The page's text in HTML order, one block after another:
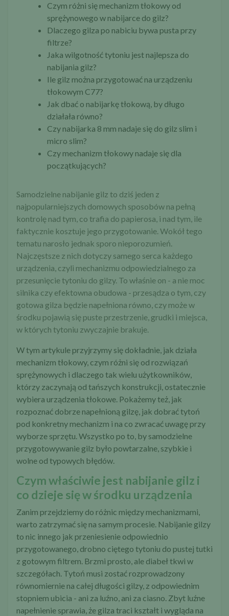
Czym różni się mechanizm tłokowy od
sprężynowego w nabijarce do gilz?
Dlaczego gilza po nabiciu bywa pusta przy
filtrze?
Jaka wilgotność tytoniu jest najlepsza do
nabijania gilz?
Ile gilz można przygotować na urządzeniu
tłokowym C77?
Jak dbać o nabijarkę tłokową, by długo
działała równo?
Czy nabijarka 8 mm nadaje się do gilz slim i
micro slim?
Czy mechanizm tłokowy nadaje się dla
początkujących?
Samodzielne nabijanie gilz to dziś jeden z
najpopularniejszych domowych sposobów na pełną
kontrolę nad tym, co trafia do papierosa, i nad tym, ile
faktycznie kosztuje jego przygotowanie. Wokół tego
tematu narosło jednak sporo nieporozumień.
Najczęstsze z nich dotyczy samego serca każdego
urządzenia, czyli mechanizmu odpowiedzialnego za
przesunięcie tytoniu do gilzy. To właśnie on - a nie moc
silnika czy efektowna obudowa - przesądza o tym, czy
gotowa gilza będzie napełniona równo, czy może w
środku pojawią się puste przestrzenie, grudki i miejsca,
w których tytoniu zwyczajnie brakuje.
W tym artykule przyjrzymy się dokładnie, jak działa
mechanizm tłokowy, czym różni się od rozwiązań
sprężynowych i dlaczego tak wielu użytkowników,
którzy zaczynają od tańszych konstrukcji, ostatecznie
wybiera urządzenia tłokowe. Pokażemy też, jak
rozpoznać dobrze napełnioną gilzę, jak dobrać tytoń
pod konkretny mechanizm i na co zwracać uwagę przy
wyborze sprzętu. Wszystko po to, by samodzielne
przygotowywanie gilz było powtarzalne, szybkie i
wolne od typowych błędów.
Czym właściwie jest nabijanie gilz i
co dzieje się w środku urządzenia
Zanim przejdziemy do różnic między mechanizmami,
warto zatrzymać się na samym procesie. Nabijanie gilzy
to nic innego jak przeniesienie odpowiednio
przygotowanego, drobno ciętego tytoniu do pustej tutki
z gotowym filtrem. Brzmi prosto, ale diabeł tkwi w
szczegółach. Tytoń musi zostać rozprowadzony
równomiernie na całej długości gilzy, z odpowiednim
stopniem ubicia - ani za luźno, ani za ciasno. Zbyt luźne
napełnienie sprawia, że gilza traci kształt i wygląda na